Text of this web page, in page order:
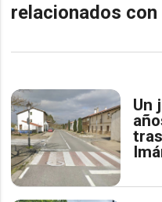
relacionados
Un